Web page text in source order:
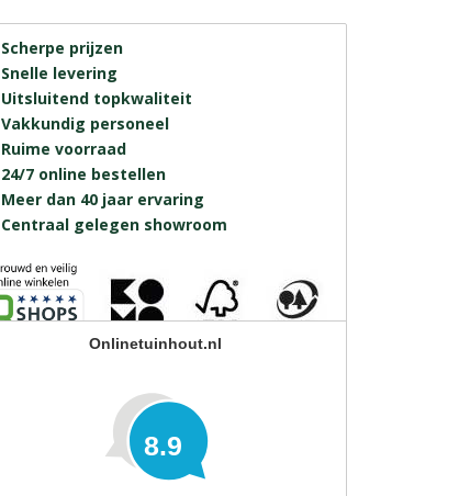
Scherpe prijzen
Snelle levering
Uitsluitend topkwaliteit
Vakkundig personeel
Ruime voorraad
24/7 online bestellen
Meer dan 40 jaar ervaring
Centraal gelegen showroom
Onlinetuinhout.nl
8.9